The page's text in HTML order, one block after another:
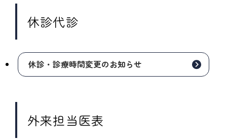
休診代診
休診・診療時間変更のお知らせ
外来担当医表